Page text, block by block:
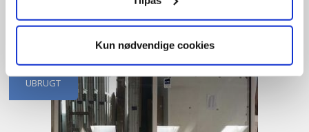
Kun nødvendige cookies
233cm stk. på lager
UBRUGT